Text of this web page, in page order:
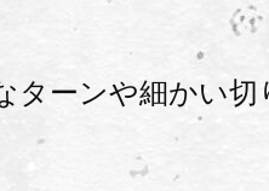
ターンや細かい